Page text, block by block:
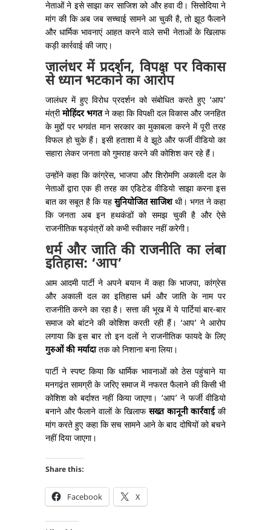
नेताओं ने इसे साझा कर साजिश को और हवा दी। सिसोदिया ने
मांग की कि अब जब सच्चाई सामने आ चुकी है, तो झूठ फैलाने
और धार्मिक भावनाएं आहत करने वाले सभी नेताओं के खिलाफ
कड़ी कार्रवाई की जाए।
जालंधर में प्रदर्शन, विपक्ष पर विकास
से ध्यान भटकाने का आरोप
जालंधर में हुए विरोध प्रदर्शन को संबोधित करते हुए ‘आप’
मंत्रीमोहिंदर भगतने कहा कि विपक्षी दल विकास और जनहित
के मुद्दों पर भगवंत मान सरकार का मुकाबला करने में पूरी तरह
विफल हो चुके हैं। इसी हताशा में वे झूठे और फर्जी वीडियो का
सहारा लेकर जनता को गुमराह करने की कोशिश कर रहे हैं।
उन्होंने कहा कि कांग्रेस, भाजपा और शिरोमणि अकाली दल के
नेताओं द्वारा एक ही तरह का एडिटेड वीडियो साझा करना इस
बात का सबूत है कि यहसुनियोजित साजिशथी। भगत ने कहा
कि जनता अब इन हथकंडों को समझ चुकी है और ऐसे
राजनीतिक षड्यंत्रों को कभी स्वीकार नहीं करेगी।
धर्म और जाति की राजनीति का लंबा
इतिहास: ‘आप’
आम आदमी पार्टी ने अपने बयान में कहा कि भाजपा, कांग्रेस
और अकाली दल का इतिहास धर्म और जाति के नाम पर
राजनीति करने का रहा है। सत्ता की भूख में ये पार्टियां बार-बार
समाज को बांटने की कोशिश करती रही हैं। ‘आप’ ने आरोप
लगाया कि इस बार तो इन दलों ने राजनीतिक फायदे के लिए
गुरुओं की मर्यादातक को निशाना बना लिया।
पार्टी ने स्पष्ट किया कि धार्मिक भावनाओं को ठेस पहुंचाने या
मनगढ़ंत सामग्री के जरिए समाज में नफरत फैलाने की किसी भी
कोशिश को बर्दाश्त नहीं किया जाएगा। ‘आप’ ने फर्जी वीडियो
बनाने और फैलाने वालों के खिलाफ सख्त कानूनी कार्रवाईकी
मांग करते हुए कहा कि सच सामने आने के बाद दोषियों को बचने
नहीं दिया जाएगा।
Share this:
Facebook X